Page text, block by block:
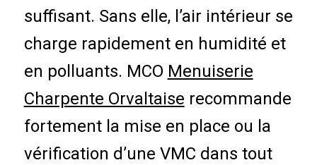
suffisant. Sans elle, l’air intérieur se
charge rapidement en humidité et
en polluants. MCO Menuiserie
Charpente Orvaltaise recommande
fortement la mise en place ou la
vérification d’une VMC dans tout